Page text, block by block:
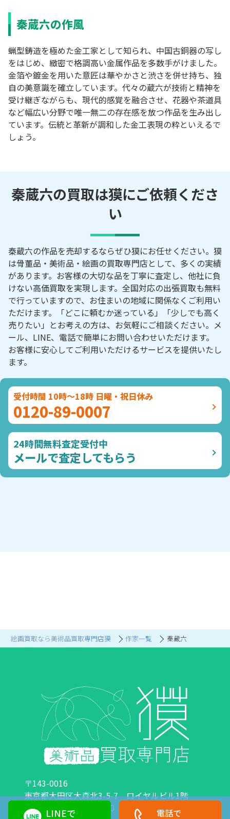
LINEで 電話で
絵画買取なら美術品買取専門店獏 作家一覧 秦蔵六
秦蔵六の作風
蝋型鋳造を極めた金工家として知られ、中国古銅器の写し
をはじめ、緻密で格調高い金属作品を多数手がけました。
金箔や鍍金を用いた意匠は華やかさと渋さを併せ持ち、独
自の美意識を確立しています。代々の蔵六が技術と精神を
受け継ぎながらも、現代的感覚を融合させ、花器や茶道具
など幅広い分野で唯一無二の存在感を放つ作品を生み出し
ています。伝統と革新が調和した金工表現の粋といえるで
しょう。
秦蔵六の買取は獏にご依頼くださ
い
秦蔵六の作品を売却するならぜひ獏にお任せください。獏
は骨董品・美術品・絵画の買取専門店として、多くの実績
があります。お客様の大切な品を丁寧に査定し、他社に負
けない高価買取を実現します。全国対応の出張買取も無料
で行っていますので、お住まいの地域に関係なくご利用い
ただけます。「どこに頼むか迷っている」「少しでも高く
売りたい」とお考えの方は、お気軽にご相談ください。メ
ール、LINE、電話で簡単にお問い合わせいただけます。
お客様に安心してご利用いただけるサービスを提供いたし
ます。
受付時間 10時～18時 日曜・祝日休み
0120-89-0007
24時間無料査定受付中
メールで査定してもらう
〒143-0016
東京都大田区大森北3-5-7 ロイヤルビル1階
営業時間：10:00～18:00 定休日：日曜日・祝日